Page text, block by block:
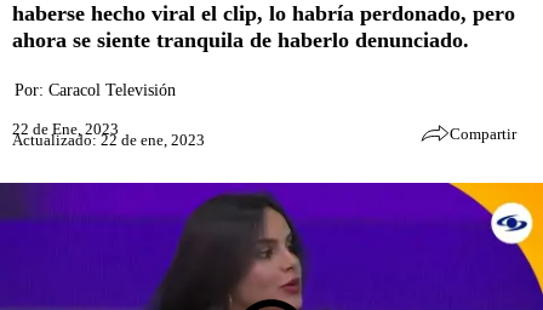
haberse hecho viral el clip, lo habría perdonado, pero
ahora se siente tranquila de haberlo denunciado.
Por: Caracol Televisión
22 de Ene, 2023
Actualizado: 22 de ene, 2023 Compartir